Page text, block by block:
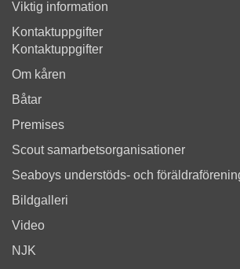
Viktig information
Kontaktuppgifter
Kontaktuppgifter
Om kåren
Båtar
Premises
Scout samarbetsorganisationer
Seaboys understöds- och
Bildgalleri
Video
NJK